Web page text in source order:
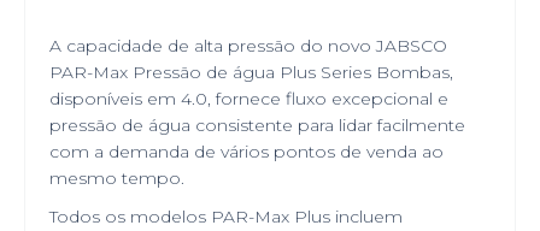
A capacidade de alta pressão do novo JABSCO
PAR-Max Pressão de água Plus Series Bombas,
disponíveis em 4.0, fornece fluxo excepcional e
pressão de água consistente para lidar facilmente
com a demanda de vários pontos de venda ao
mesmo tempo.
Todos os modelos PAR-Max Plus incluem